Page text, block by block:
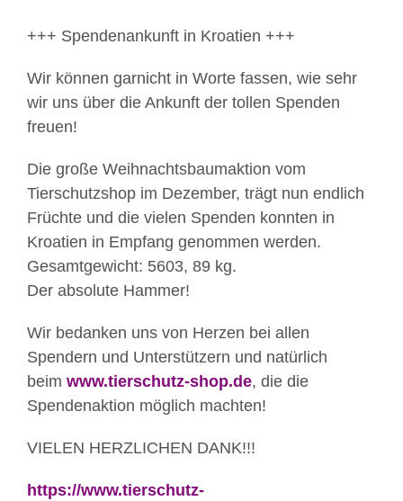
+++ Spendenankunft in Kroatien +++
Wir können garnicht in Worte fassen, wie sehr
wir uns über die Ankunft der tollen Spenden
freuen!
Die große Weihnachtsbaumaktion vom
Tierschutzshop im Dezember, trägt nun endlich
Früchte und die vielen Spenden konnten in
Kroatien in Empfang genommen werden.
Gesamtgewicht: 5603, 89 kg.
Der absolute Hammer!
Wir bedanken uns von Herzen bei allen
Spendern und Unterstützern und natürlich
beim www.tierschutz-shop.de, die die
Spendenaktion möglich machten!
VIELEN HERZLICHEN DANK!!!
https://www.tierschutz-